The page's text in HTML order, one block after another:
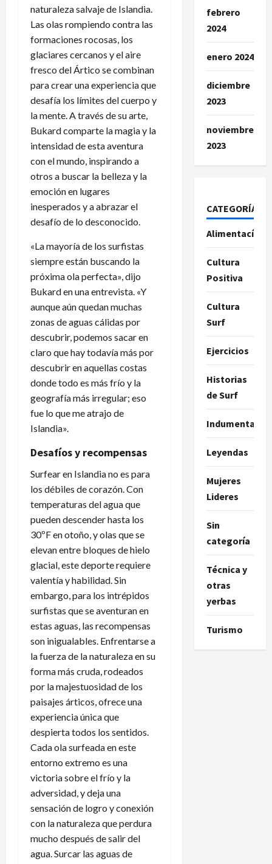
naturaleza salvaje de Islandia.
Las olas rompiendo contra las
formaciones rocosas, los
glaciares cercanos y el aire
fresco del Ártico se combinan
para crear una experiencia que
desafía los límites del cuerpo y
la mente. A través de su arte,
Bukard comparte la magia y la
intensidad de esta aventura
con el mundo, inspirando a
otros a buscar la belleza y la
emoción en lugares
inesperados y a abrazar el
desafío de lo desconocido.
«La mayoría de los surfistas
siempre están buscando la
próxima ola perfecta», dijo
Bukard en una entrevista. «Y
aunque aún quedan muchas
zonas de aguas cálidas por
descubrir, podemos sacar en
claro que hay todavía más por
descubrir en aquellas costas
donde todo es más frío y la
geografía más irregular; eso
fue lo que me atrajo de
Islandia».
Desafíos y recompensas
Surfear en Islandia no es para
los débiles de corazón. Con
temperaturas del agua que
pueden descender hasta los
30ºF en otoño, y olas que se
elevan entre bloques de hielo
glacial, este deporte requiere
valentía y habilidad. Sin
embargo, para los intrépidos
surfistas que se aventuran en
estas aguas, las recompensas
son inigualables. Enfrentarse a
la fuerza de la naturaleza en su
forma más cruda, rodeados
por la majestuosidad de los
paisajes árticos, ofrece una
experiencia única que
despierta todos los sentidos.
Cada ola surfeada en este
entorno extremo es una
victoria sobre el frío y la
adversidad, y deja una
sensación de logro y conexión
con la naturaleza que perdura
mucho después de salir del
agua. Surcar las aguas de
febrero
2024
enero 2024
diciembre
2023
noviembre
2023
CATEGORÍAS
Alimentacíon
Cultura
Positiva
Cultura
Surf
Ejercicios
Historias
de Surf
Indumentaria
Leyendas
Mujeres
Lideres
Sin
categoría
Técnica y
otras
yerbas
Turismo